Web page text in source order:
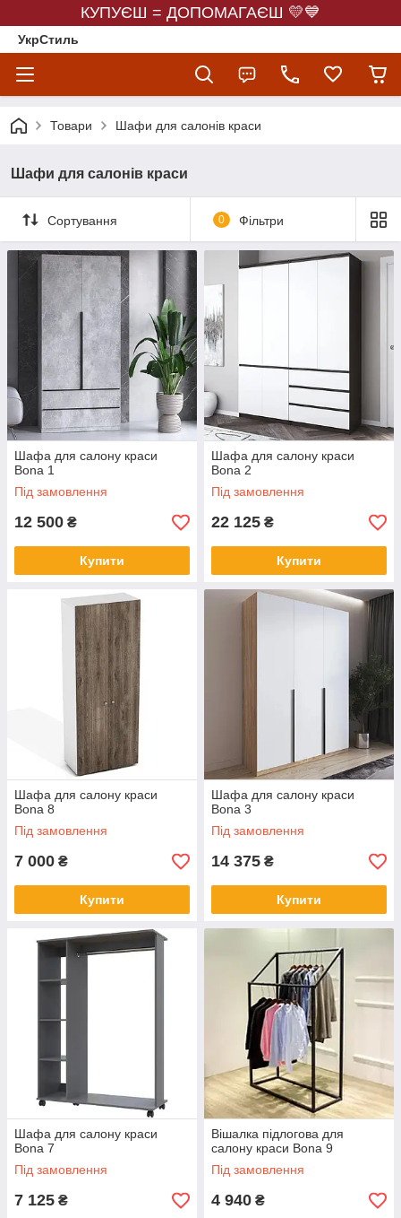
КУПУЄШ = ДОПОМАГАЄШ 💛💙
УкрСтиль
Товари Шафи для салонів краси
Шафи для салонів краси
Сортування 0 Фільтри
Шафа для салону краси
Bona 1
Під замовлення
12 500 ₴
Купити
Шафа для салону краси
Bona 2
Під замовлення
22 125 ₴
Купити
Шафа для салону краси
Bona 8
Під замовлення
7 000 ₴
Купити
Шафа для салону краси
Bona 3
Під замовлення
14 375 ₴
Купити
Шафа для салону краси
Bona 7
Під замовлення
7 125 ₴
Вішалка підлогова для
салону краси Bona 9
Під замовлення
4 940 ₴